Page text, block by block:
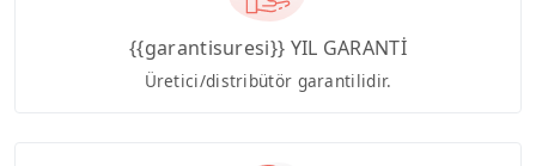
{{garantisuresi}} YIL GARANTİ
Üretici/distribütör garantilidir.